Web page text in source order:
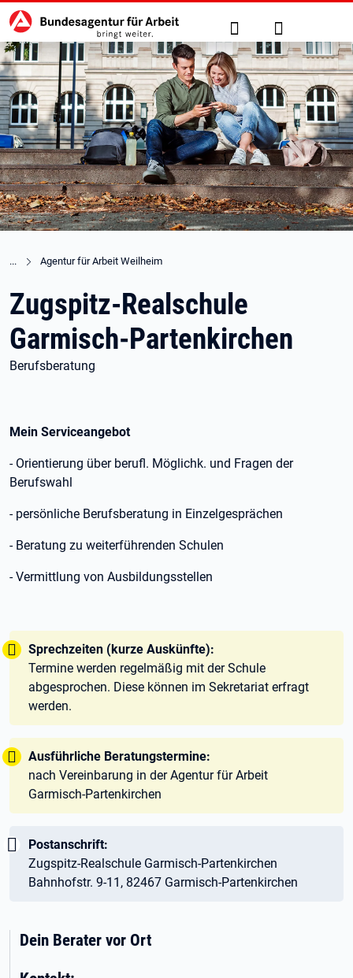
zu den Hauptinhalten springen
Hauptnavigation Suche Anmelden
Agentur für Arbeit Weilheim
Zugspitz-Realschule
Garmisch-Partenkirchen
Berufsberatung
Mein Serviceangebot
- Orientierung über berufl. Möglichk. und Fragen der
Berufswahl
- persönliche Berufsberatung in Einzelgesprächen
- Beratung zu weiterführenden Schulen
- Vermittlung von Ausbildungsstellen
Tipp:
Sprechzeiten (kurze Auskünfte):
Termine werden regelmäßig mit der Schule
abgesprochen. Diese können im Sekretariat erfragt
werden.
Tipp:
Ausführliche Beratungstermine:
nach Vereinbarung in der Agentur für Arbeit
Garmisch-Partenkirchen
Wichtig:
Postanschrift:
Zugspitz-Realschule Garmisch-Partenkirchen
Bahnhofstr. 9-11, 82467 Garmisch-Partenkirchen
Dein Berater vor Ort